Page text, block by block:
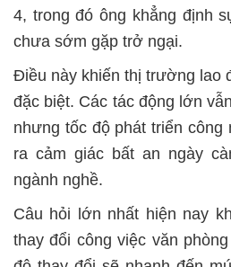
4, trong đó ông khẳng định
chưa sớm gặp trở ngại.
Điều này khiến thị trường lao
đặc biệt. Các tác động lớn
nhưng tốc độ phát triển công
ra cảm giác bất an ngày
ngành nghề.
Câu hỏi lớn nhất hiện nay
thay đổi công việc văn